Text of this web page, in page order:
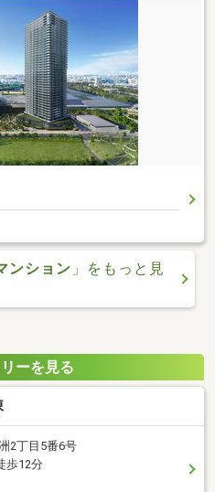
ンション 」をもっと見
ーを見る
2丁目5番6号
歩12分